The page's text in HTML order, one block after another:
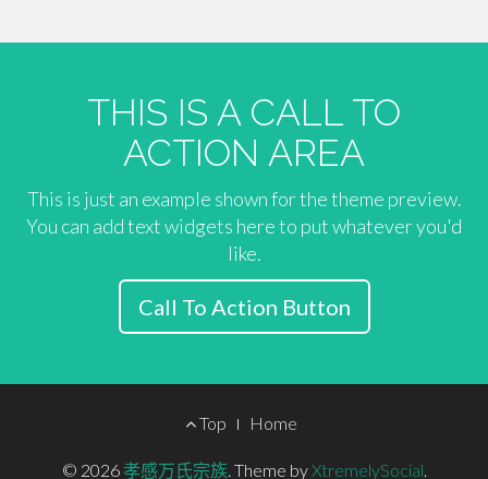
THIS IS A CALL TO
ACTION AREA
This is just an example shown for the theme preview.
You can add text widgets here to put whatever you'd
like.
Call To Action Button
Top Home
© 2026 孝感万氏宗族. Theme byXtremelySocial.